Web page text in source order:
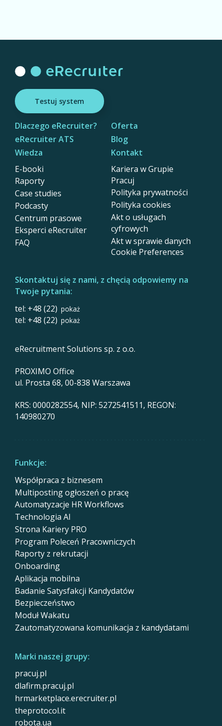
Testuj system
Dlaczego eRecruiter?
eRecruiter ATS
Wiedza
E-booki
Raporty
Case studies
Podcasty
Centrum prasowe
Eksperci eRecruiter
FAQ
Oferta
Blog
Kontakt
Kariera w Grupie
Pracuj
Polityka prywatności
Polityka cookies
Akt o usługach
cyfrowych
Akt w sprawie danych
Cookie Preferences
Skontaktuj się z nami, z chęcią odpowiemy na
Twoje pytania:
tel: +48 (22) pokaż
tel: +48 (22) pokaż
eRecruitment Solutions sp. z o.o.
PROXIMO Office
ul. Prosta 68, 00-838 Warszawa
KRS: 0000282554, NIP: 5272541511, REGON:
140980270
Funkcje:
Współpraca z biznesem
Multiposting ogłoszeń o pracę
Automatyzacje HR Workflows
Technologia AI
Strona Kariery PRO
Program Poleceń Pracowniczych
Raporty z rekrutacji
Onboarding
Aplikacja mobilna
Badanie Satysfakcji Kandydatów
Bezpieczeństwo
Moduł Wakatu
Zautomatyzowana komunikacja z kandydatami
Marki naszej grupy:
pracuj.pl
dlafirm.pracuj.pl
hrmarketplace.erecruiter.pl
theprotocol.it
robota.ua